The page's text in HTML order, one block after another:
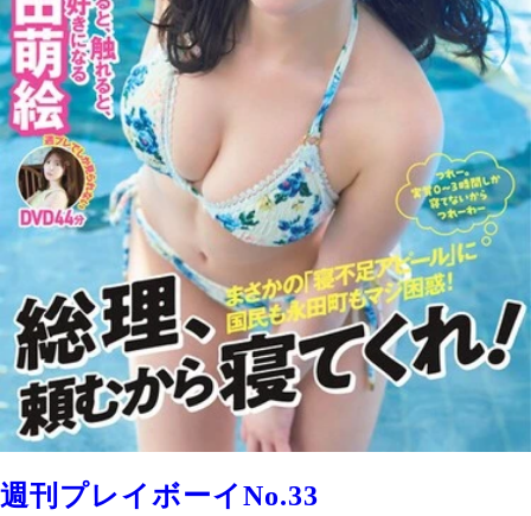
週刊プレイボーイNo.33